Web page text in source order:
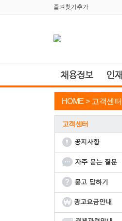
즐겨찾기추가
HOME > 고객센터
고객센터